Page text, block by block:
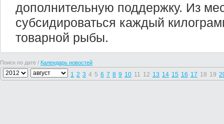
дополнительную поддержку. Из
субсидироваться каждый
товарной рыбы.
Поиск по дате / Календарь новостей
1 2 3 4 5 6 7 8 9 10 11 12 13 14 15 16 17 18 19